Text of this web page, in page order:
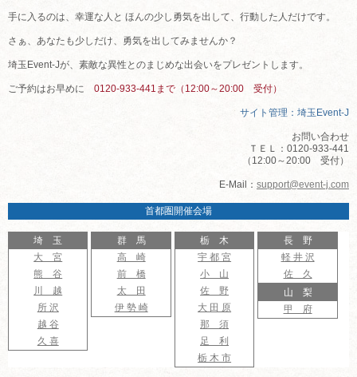
手に入るのは、幸運な人と ほんの少し勇気を出して、行動した人だけです。
さぁ、あなたも少しだけ、勇気を出してみませんか？
埼玉Event-Jが、素敵な異性とのまじめな出会いをプレゼントします。
ご予約はお早めに 0120-933-441まで（12:00～20:00 受付）
サイト管理：埼玉Event-J
お問い合わせ
ＴＥＬ：0120-933-441
（12:00～20:00 受付）
E-Mail： support@event-j.com
首都圏開催会場
埼 玉
大 宮
熊 谷
川 越
所 沢
越 谷
久 喜
群 馬
高 崎
前 橋
太 田
伊 勢 崎
栃 木
宇 都 宮
小 山
佐 野
大 田 原
那 須
足 利
栃 木 市
長 野
軽 井 沢
佐 久
山 梨
甲 府